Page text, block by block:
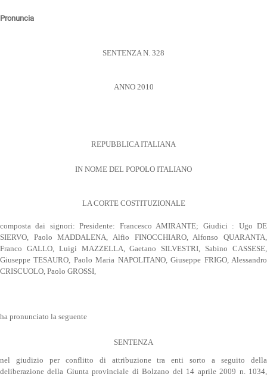
Pronuncia
SENTENZA N. 328
ANNO 2010
REPUBBLICA ITALIANA
IN NOME DEL POPOLO ITALIANO
LA CORTE COSTITUZIONALE
composta dai signori: Presidente: Francesco AMIRANTE; Giudici : Ugo DE
SIERVO, Paolo MADDALENA, Alfio FINOCCHIARO, Alfonso QUARANTA,
Franco GALLO, Luigi MAZZELLA, Gaetano SILVESTRI, Sabino CASSESE,
Giuseppe TESAURO, Paolo Maria NAPOLITANO, Giuseppe FRIGO, Alessandro
CRISCUOLO, Paolo GROSSI,
ha pronunciato la seguente
SENTENZA
nel giudizio per conflitto di attribuzione tra enti sorto a seguito della
deliberazione della Giunta provinciale di Bolzano del 14 aprile 2009 n. 1034,